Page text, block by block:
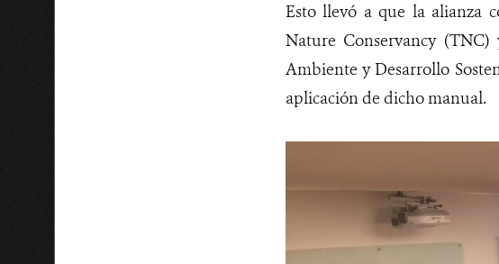
Esto llevó a que la alianza
Nature Conservancy
Ambiente y Desarrollo
aplicación de dicho manual.